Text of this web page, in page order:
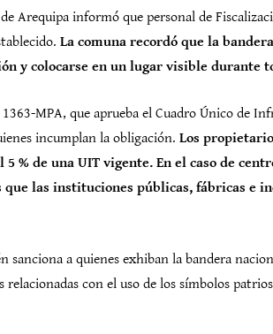
Arequipa informó que personal de
La comuna recordó que la
y colocarse en un lugar visible durante
MPA, que aprueba el Cuadro Único de
incumplan la obligación. Los
% de una UIT vigente. En el caso de
que las instituciones públicas, fábricas e
sanciona a quienes exhiban la bandera
relacionadas con el uso de los símbolos